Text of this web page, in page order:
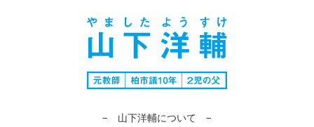
− 山下洋輔について −